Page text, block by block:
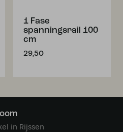
1 Fase
spanningsrail 100
cm
29,50
in Rijssen